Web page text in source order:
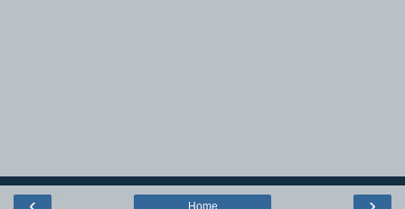
Home